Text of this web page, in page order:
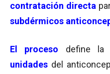
contratación directa
subdérmicos
El proceso define la
unidades del